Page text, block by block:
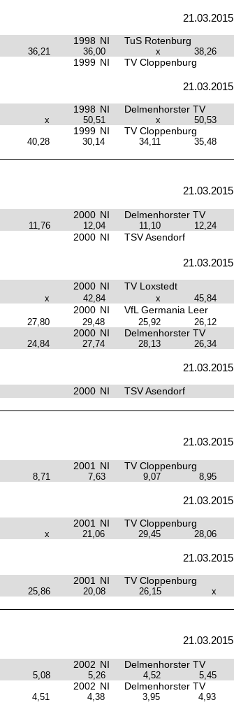
21.03.2015
1998 NI TuS Rotenburg
36,21 36,00 x 38,26
1999 NI TV Cloppenburg
21.03.2015
1998 NI Delmenhorster TV
x 50,51 x 50,53
1999 NI TV Cloppenburg
40,28 30,14 34,11 35,48
21.03.2015
2000 NI Delmenhorster TV
11,76 12,04 11,10 12,24
2000 NI TSV Asendorf
21.03.2015
2000 NI TV Loxstedt
x 42,84 x 45,84
2000 NI VfL Germania Leer
27,80 29,48 25,92 26,12
2000 NI Delmenhorster TV
24,84 27,74 28,13 26,34
21.03.2015
2000 NI TSV Asendorf
21.03.2015
2001 NI TV Cloppenburg
8,71 7,63 9,07 8,95
21.03.2015
2001 NI TV Cloppenburg
x 21,06 29,45 28,06
21.03.2015
2001 NI TV Cloppenburg
25,86 20,08 26,15 x
21.03.2015
2002 NI Delmenhorster TV
5,08 5,26 4,52 5,45
2002 NI Delmenhorster TV
4,51 4,38 3,95 4,93